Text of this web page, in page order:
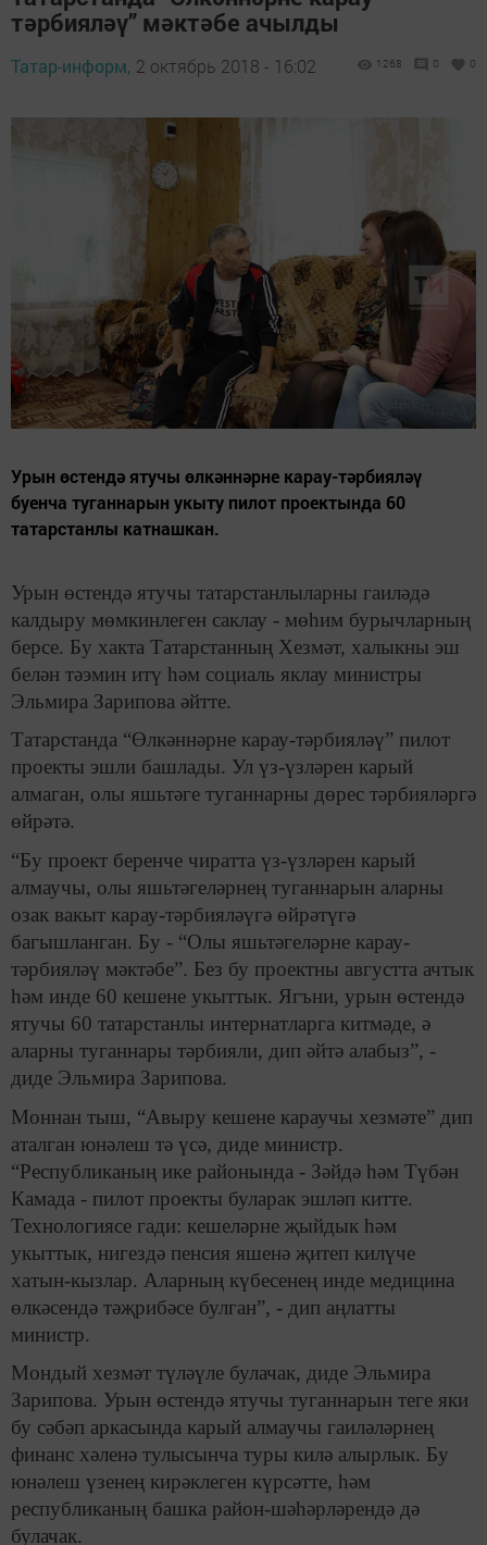
тәрбияләү” мәктәбе ачылды
Татар-информ, 2 октябрь 2018 - 16:02 1268 0 0
Урын өстендә ятучы өлкәннәрне карау-тәрбияләү
буенча туганнарын укыту пилот проектында 60
татарстанлы катнашкан.
Урын өстендә ятучы татарстанлыларны гаиләдә
калдыру мөмкинлеген саклау - мөһим бурычларның
берсе. Бу хакта Татарстанның Хезмәт, халыкны эш
белән тәэмин итү һәм социаль яклау министры
Эльмира Зарипова әйтте.
Татарстанда “Өлкәннәрне карау-тәрбияләү” пилот
проекты эшли башлады. Ул үз-үзләрен карый
алмаган, олы яшьтәге туганнарны дөрес тәрбияләргә
өйрәтә.
“Бу проект беренче чиратта үз-үзләрен карый
алмаучы, олы яшьтәгеләрнең туганнарын аларны
озак вакыт карау-тәрбияләүгә өйрәтүгә
багышланган. Бу - “Олы яшьтәгеләрне карау-
тәрбияләү мәктәбе”. Без бу проектны августта ачтык
һәм инде 60 кешене укыттык. Ягъни, урын өстендә
ятучы 60 татарстанлы интернатларга китмәде, ә
аларны туганнары тәрбияли, дип әйтә алабыз”, -
диде Эльмира Зарипова.
Моннан тыш, “Авыру кешене караучы хезмәте” дип
аталган юнәлеш тә үсә, диде министр.
“Республиканың ике районында - Зәйдә һәм Түбән
Камада - пилот проекты буларак эшләп китте.
Технологиясе гади: кешеләрне җыйдык һәм
укыттык, нигездә пенсия яшенә җитеп килүче
хатын-кызлар. Аларның күбесенең инде медицина
өлкәсендә тәҗрибәсе булган”, - дип аңлатты
министр.
Мондый хезмәт түләүле булачак, диде Эльмира
Зарипова. Урын өстендә ятучы туганнарын теге яки
бу сәбәп аркасында карый алмаучы гаиләләрнең
финанс хәленә тулысынча туры килә алырлык. Бу
юнәлеш үзенең кирәклеген күрсәтте, һәм
республиканың башка район-шәһәрләрендә дә
булачак.